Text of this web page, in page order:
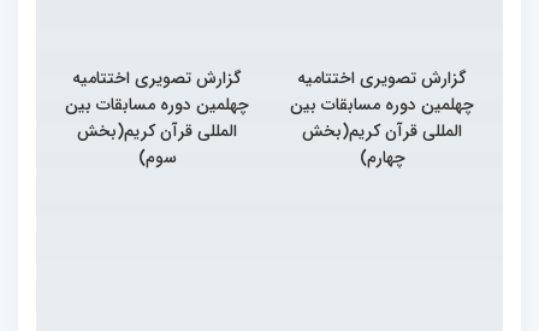
گزارش تصویری اختتامیه
چهلمین دوره مسابقات بین
المللی قرآن کریم(بخش
چهارم)
گزارش تصویری اختتامیه
چهلمین دوره مسابقات بین
المللی قرآن کریم(بخش
سوم)